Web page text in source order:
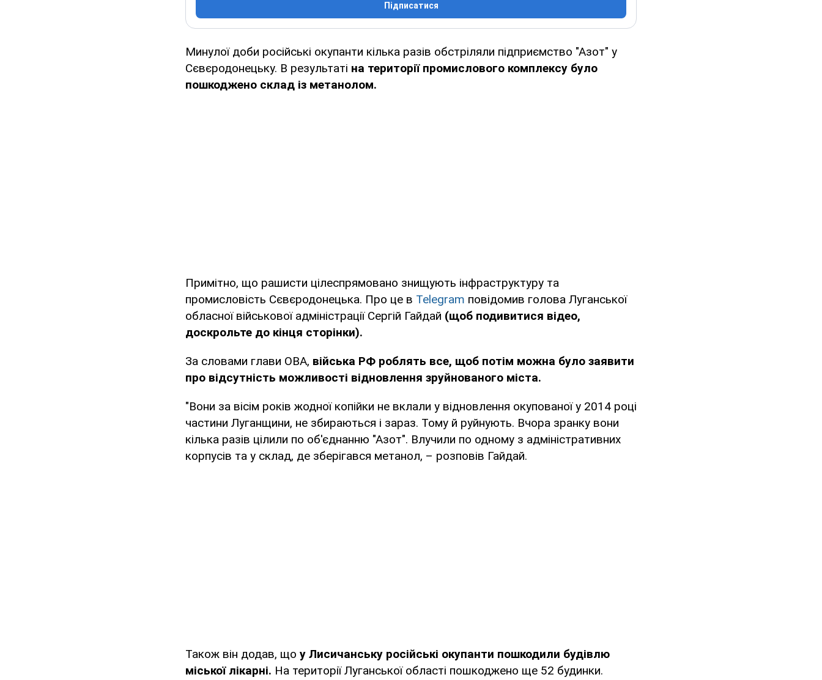
Підписатися
Минулої доби російські окупанти кілька разів обстріляли підприємство "Азот" у
Сєвєродонецьку. В результаті на території промислового комплексу було
пошкоджено склад із метанолом.
Примітно, що рашисти цілеспрямовано знищують інфраструктуру та
промисловість Сєвєродонецька. Про це в Telegram повідомив голова Луганської
обласної військової адміністрації Сергій Гайдай (щоб подивитися відео,
доскрольте до кінця сторінки).
За словами глави ОВА, війська РФ роблять все, щоб потім можна було заявити
про відсутність можливості відновлення зруйнованого міста.
"Вони за вісім років жодної копійки не вклали у відновлення окупованої у 2014 році
частини Луганщини, не збираються і зараз. Тому й руйнують. Вчора зранку вони
кілька разів цілили по об'єднанню "Азот". Влучили по одному з адміністративних
корпусів та у склад, де зберігався метанол, – розповів Гайдай.
Також він додав, що у Лисичанську російські окупанти пошкодили будівлю
міської лікарні. На території Луганської області пошкоджено ще 52 будинки.